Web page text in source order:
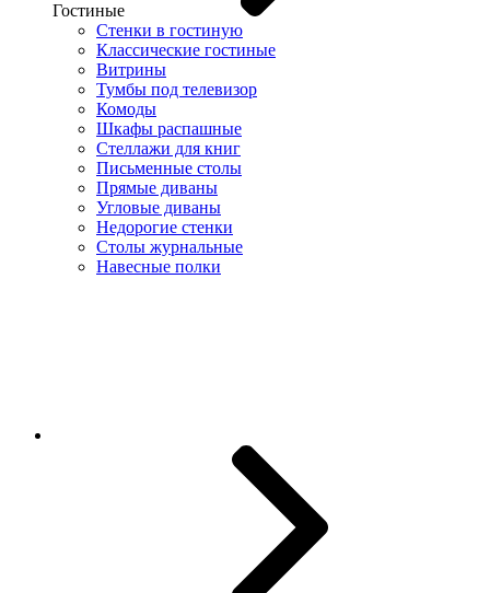
Гостиные
Стенки в гостиную
Классические гостиные
Витрины
Тумбы под телевизор
Комоды
Шкафы распашные
Стеллажи для книг
Письменные столы
Прямые диваны
Угловые диваны
Недорогие стенки
Столы журнальные
Навесные полки